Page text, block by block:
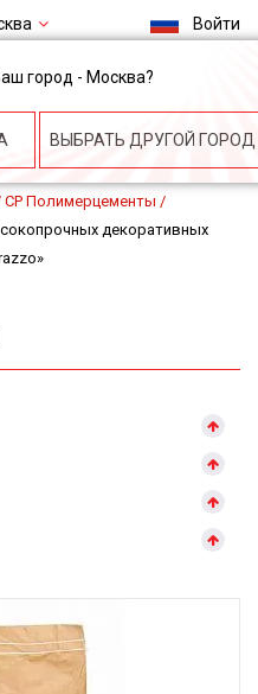
город - Москва?
ВЫБРАТЬ ДРУГОЙ ГОРОД
Войти
9.00-18.00
CP Полимерцементы
декоративных